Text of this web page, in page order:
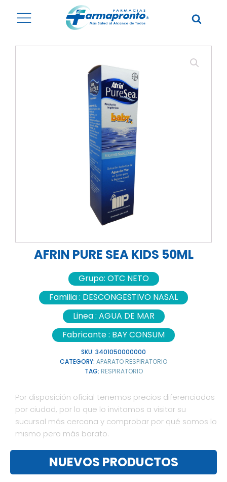
AFRIN PURE SEA KIDS 50ML
Grupo: OTC NETO
Familia : DESCONGESTIVO NASAL
Linea : AGUA DE MAR
Fabricante : BAY CONSUM
SKU: 3401050000000
CATEGORY: APARATO RESPIRATORIO
TAG: RESPIRATORIO
Por disposición oficial tenemos precios diferenciados
por ciudad, por lo que lo invitamos a visitar su
sucursal más cercana y comprobar por qué somos lo
mismo pero más barato.
NUEVOS PRODUCTOS